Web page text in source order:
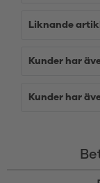
Liknande
Kunder har
Kunder har